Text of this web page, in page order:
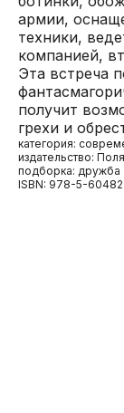
армии,
техники,
компанией,
Эта встреча
получит
грехи и
категория:
издательство:
подборка: дружба
ISBN: 978-5-